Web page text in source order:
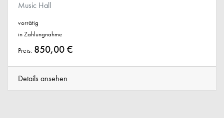
Music Hall
vorrätig
in Zahlungnahme
Preis: 850,00 €
Details ansehen